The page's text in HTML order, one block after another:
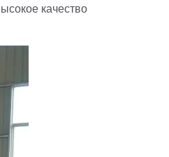
качество